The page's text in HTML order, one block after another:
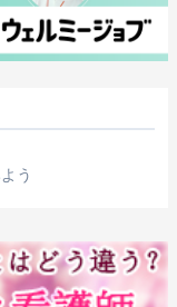
う